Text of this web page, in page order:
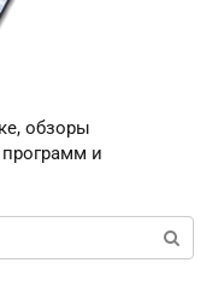
обзоры
и